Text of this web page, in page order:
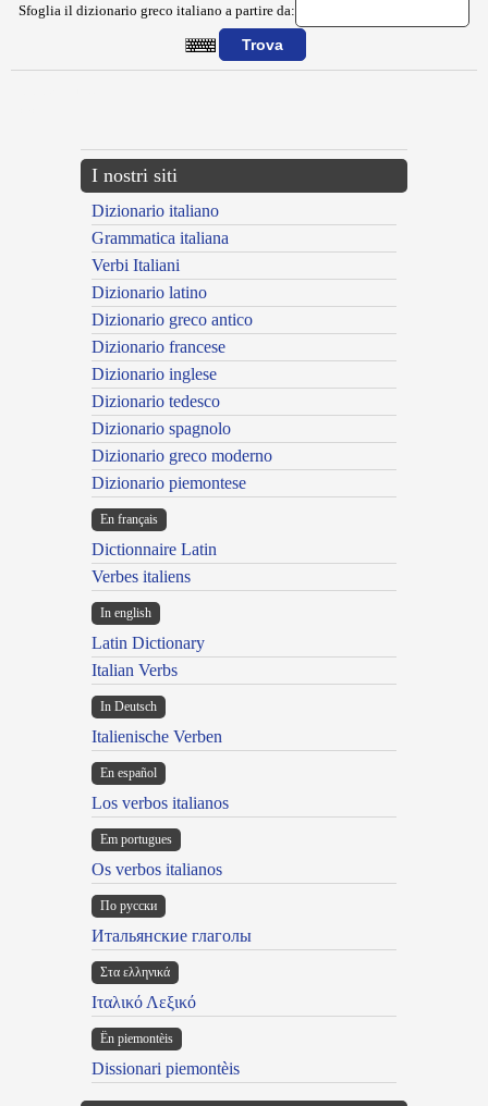
Sfoglia il dizionario greco italiano a partire da:
I nostri siti
Dizionario italiano
Grammatica italiana
Verbi Italiani
Dizionario latino
Dizionario greco antico
Dizionario francese
Dizionario inglese
Dizionario tedesco
Dizionario spagnolo
Dizionario greco moderno
Dizionario piemontese
En français
Dictionnaire Latin
Verbes italiens
In english
Latin Dictionary
Italian Verbs
In Deutsch
Italienische Verben
En español
Los verbos italianos
Em portugues
Os verbos italianos
По русски
Итальянские глаголы
Στα ελληνικά
Ιταλικό Λεξικό
Ën piemontèis
Dissionari piemontèis